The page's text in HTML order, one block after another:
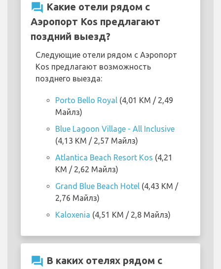
question_answer Какие отели рядом с
Аэропорт Kos предлагают
поздний выезд?
Следующие отели рядом с Аэропорт
Kos предлагают возможность
позднего выезда:
Porto Bello Royal (4,01 KM / 2,49
Майлз)
Blue Lagoon Village - All Inclusive
(4,13 KM / 2,57 Майлз)
Atlantica Beach Resort Kos (4,21
KM / 2,62 Майлз)
Grand Blue Beach Hotel (4,43 KM /
2,76 Майлз)
Kaloxenia (4,51 KM / 2,8 Майлз)
question_answer В каких отелях рядом с